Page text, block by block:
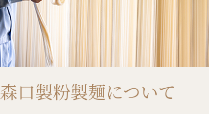
森口製粉製麺について